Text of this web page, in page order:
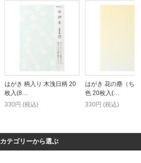
はがき 柄入り 木洩日柄 20
枚入(8…
330円 (税込)
はがき 花の塵（ち
色 20枚入(…
330円 (税込)
カテゴリーから選ぶ